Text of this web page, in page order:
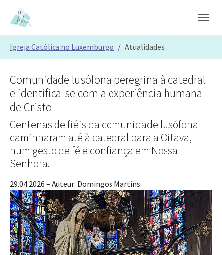
Skip to main content
Skip to page footer
Igreja Católica no Luxemburgo Atualidades
Comunidade lusófona peregrina à catedral
e identifica-se com a experiência humana
de Cristo
Centenas de fiéis da comunidade lusófona
caminharam até à catedral para a Oitava,
num gesto de fé e confiança em Nossa
Senhora.
29.04.2026 – Auteur: Domingos Martins